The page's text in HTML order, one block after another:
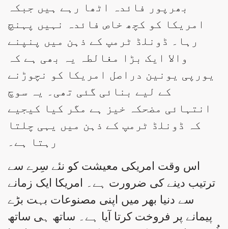
بھرپور فائدہ اٹھا رہے ہیں جبکہ
امریکا کو کچھ خاص فائدہ نہیں پہنچ
رہا۔ ڈونلڈ ٹرمپ کے ذہن میں پنپنے
والا ایک بڑا مغالطہ یہ بھی ہے کہ
یورپی یونین دراصل امریکا کو نچوڑنے
کے لیے بنائی گئی تھی۔ یہ سوچ
انتہائی مضحکہ خیز ہے مگر کیا کیجیے
کہ ڈونلڈ ٹرمپ کے ذہن میں یہی چلتا
رہتا ہے۔
اس وقت امریکی معیشت کو نئے سِرے سے
ترتیب دینے کی ضرورت ہے۔ امریکا ایک زمانے
سے دنیا بھر میں اپنی مصنوعات بہت بڑے
پیمانے پر فروخت کرتا آیا ہے۔ ساتھ ہی ساتھ